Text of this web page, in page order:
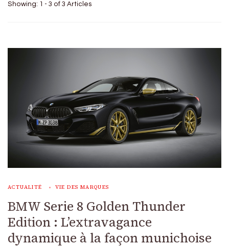
Showing: 1 - 3 of 3 Articles
ACTUALITÉ VIE DES MARQUES
BMW Serie 8 Golden Thunder
Edition : L’extravagance
dynamique à la façon munichoise